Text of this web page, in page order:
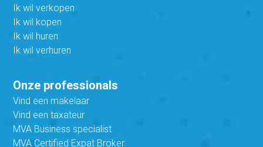
Ik wil verkopen
Ik wil kopen
Ik wil huren
Ik wil verhuren
Onze professionals
Vind een makelaar
Vind een taxateur
MVA Business specialist
MVA Certified Expat Broker